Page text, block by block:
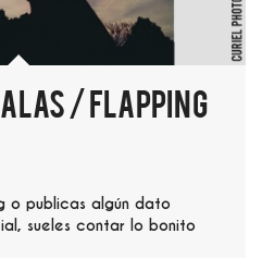
/ Flapping
o publicas algún dato
sueles contar lo bonito